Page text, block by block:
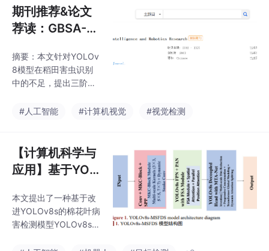
强细节恢复能力，新增
小目标检测层并嵌入CB
AM注意力机制。实验表
5达81.2%，较基线提升
2.9%，推理速度266FP
S，参数量仅2.80M，
的检测精度与效率。该
期刊推荐&论文
荐读：GBSA-Y
杂田间场景稻田
害虫的多尺度实
摘要：本文针对YOLOv
8模型在稻田害虫识别
中的不足，提出三阶段
Ghost-DynamicConv
多尺度特征融合；3）
嵌入SE通道注意力机制
优化特征提取。实验表
9%，关键指标显著提
升，满足无人机巡检实
时需求。研究获国家自
#人工智能 #计算机视觉 #视觉检测
【计算机科学与
应用】基于YOL
病害识别与多功
能机器人系统设
本文提出了一种基于改
进YOLOv8s的棉花叶病
害检测模型YOLOv8s-